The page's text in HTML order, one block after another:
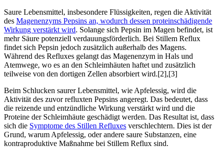
Saure Lebensmittel, insbesondere Flüssigkeiten, regen die Aktivität
des Magenenzyms Pepsins an, wodurch dessen proteinschädigende
Wirkung verstärkt wird. Solange sich Pepsin im Magen befindet, ist
mehr Säure potenziell verdauungsförderlich. Bei Stillem Reflux
findet sich Pepsin jedoch zusätzlich außerhalb des Magens.
Während des Refluxes gelangt das Magenenzym in Hals und
Atemwege, wo es an den Schleimhäuten haftet und zusätzlich
teilweise von den dortigen Zellen absorbiert wird.[2],[3]
Beim Schlucken saurer Lebensmittel, wie Apfelessig, wird die
Aktivität des zuvor refluxten Pepsins angeregt. Das bedeutet, dass
die reizende und entzündliche Wirkung verstärkt wird und die
Proteine der Schleimhäute geschädigt werden. Das Resultat ist, dass
sich die Symptome des Stillen Refluxes verschlechtern. Dies ist der
Grund, warum Apfelessig, oder andere saure Substanzen, eine
kontraproduktive Maßnahme bei Stillem Reflux sind.